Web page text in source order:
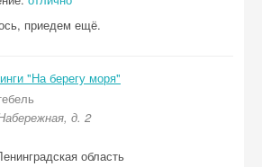
приедем ещё.
"На берегу моря"
д. 2
область